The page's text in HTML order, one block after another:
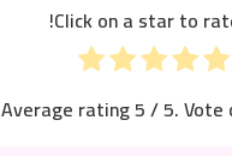
Click on a star to
Average rating5/ 5. Vote